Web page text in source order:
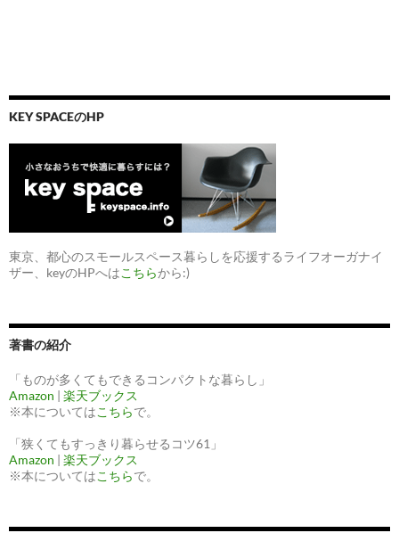
KEY SPACEのHP
東京、都心のスモールスペース暮らしを応援するライフオーガナイ
ザー、keyのHPへはこちらから:)
著書の紹介
「ものが多くてもできるコンパクトな暮らし」
Amazon | 楽天ブックス
※本についてはこちらで。
「狭くてもすっきり暮らせるコツ61」
Amazon | 楽天ブックス
※本についてはこちらで。